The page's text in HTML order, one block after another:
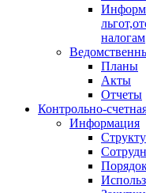
налогам
Планы
Акты
Отчеты
Контрольно-
Информация